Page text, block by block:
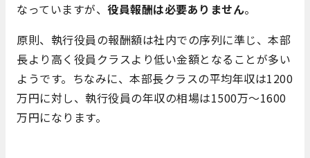
なっていますが、 役員報酬は必要ありません。
原則、執行役員の報酬額は社内での序列に準じ、本部
長より高く役員クラスより低い金額となることが多い
ようです。ちなみに、本部長クラスの平均年収は1200
万円に対し、執行役員の年収の相場は1500万～1600
万円になります。